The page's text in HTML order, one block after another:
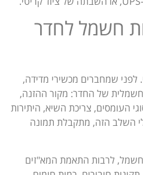
חשמל לחדר
לפני שמחברים מכשירי מדידה,
של החדר: מקור ההזנה,
העומסים, צריכת השיא, היתירות
השלב הזה, מתקבלת תמונה
לרבות התאמת המא"זים